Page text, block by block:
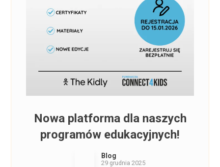
Nowa platforma dla naszych
programów edukacyjnych!
Blog
29 grudnia 2025